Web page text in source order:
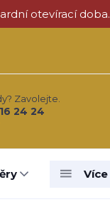
otevírací doba.
Zavolejte.
24 24
Více